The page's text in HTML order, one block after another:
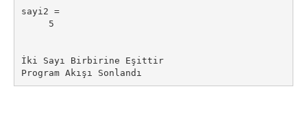
sayi2 =
5
İki Sayı Birbirine Eşittir
Program Akışı Sonlandı